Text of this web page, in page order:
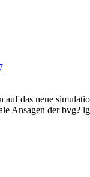
auf das neue
Ansagen der bvg?